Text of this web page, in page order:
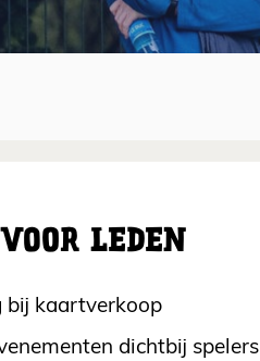
LEDEN
bij kaartverkoop
dichtbij spelers